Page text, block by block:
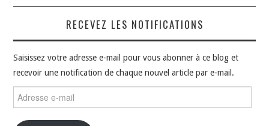
RECEVEZ LES NOTIFICATIONS
Saisissez votre adresse e-mail pour vous abonner à ce blog et
recevoir une notification de chaque nouvel article par e-mail.
e-